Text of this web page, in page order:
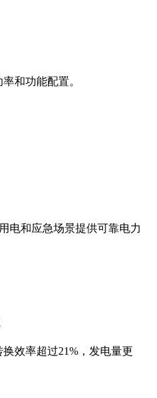
和功能配置。
电和应急场景提供可靠电力
效率超过21%，发电量更